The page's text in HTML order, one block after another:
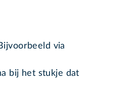
via
bij het stukje dat